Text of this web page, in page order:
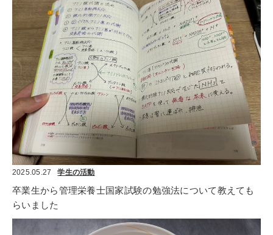
2025.05.27 学生の活動
卒業生から管理栄養士国家試験の勉強法について教えても
らいました